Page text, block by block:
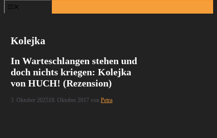
Kolejka
In Warteschlangen stehen und
doch nichts kriegen: Kolejka
von HUCH! (Rezension)
3. Oktober 202518. Oktober 2017 vonPetra